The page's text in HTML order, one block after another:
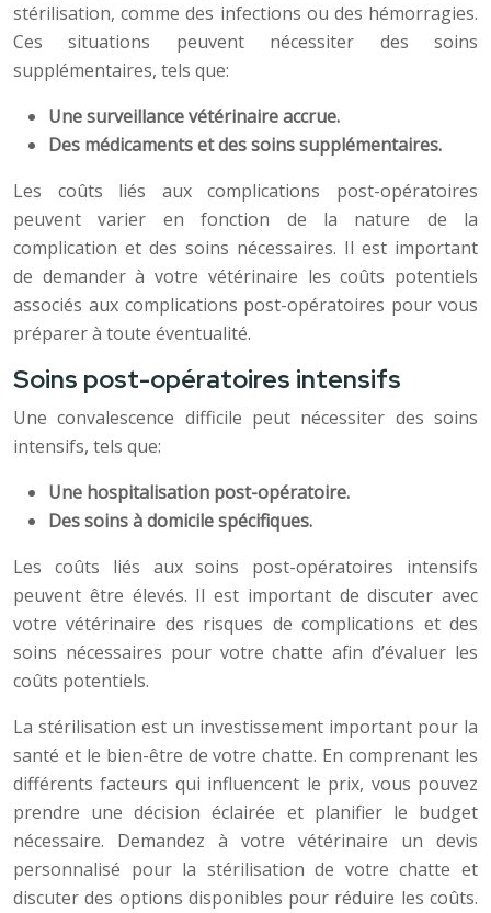
stérilisation, comme des infections ou des hémorragies.
Ces situations peuvent nécessiter des soins
supplémentaires, tels que:
Une surveillance vétérinaire accrue.
Des médicaments et des soins supplémentaires.
Les coûts liés aux complications post-opératoires
peuvent varier en fonction de la nature de la
complication et des soins nécessaires. Il est important
de demander à votre vétérinaire les coûts potentiels
associés aux complications post-opératoires pour vous
préparer à toute éventualité.
Soins post-opératoires intensifs
Une convalescence difficile peut nécessiter des soins
intensifs, tels que:
Une hospitalisation post-opératoire.
Des soins à domicile spécifiques.
Les coûts liés aux soins post-opératoires intensifs
peuvent être élevés. Il est important de discuter avec
votre vétérinaire des risques de complications et des
soins nécessaires pour votre chatte afin d’évaluer les
coûts potentiels.
La stérilisation est un investissement important pour la
santé et le bien-être de votre chatte. En comprenant les
différents facteurs qui influencent le prix, vous pouvez
prendre une décision éclairée et planifier le budget
nécessaire. Demandez à votre vétérinaire un devis
personnalisé pour la stérilisation de votre chatte et
discuter des options disponibles pour réduire les coûts.